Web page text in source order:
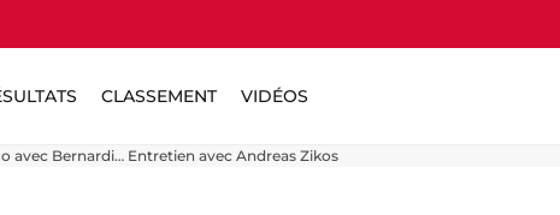
CLASSEMENT VIDÉOS
avec Bernardi… Entretien avec Andreas Zikos